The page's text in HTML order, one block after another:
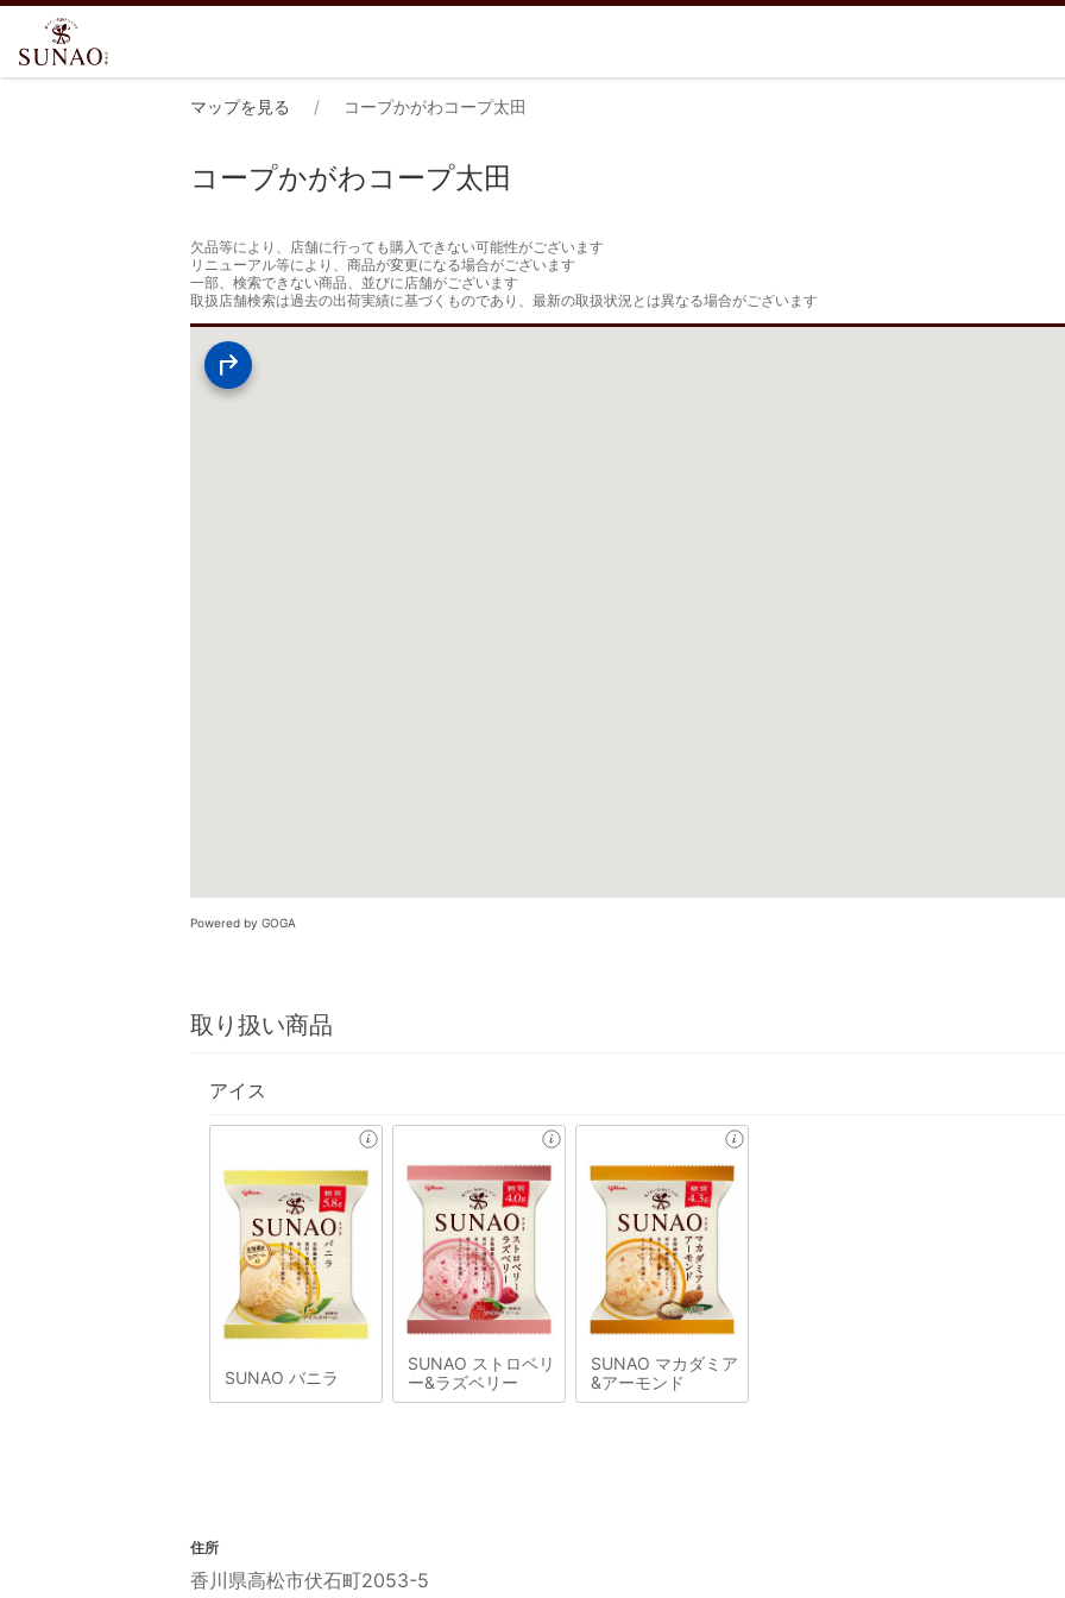
マップを見る コープかがわコープ太田
コープかがわコープ太田
欠品等により、店舗に行っても購入できない可能性がございます
リニューアル等により、商品が変更になる場合がございます
一部、検索できない商品、並びに店舗がございます
取扱店舗検索は過去の出荷実績に基づくものであり、最新の取扱状況とは異なる場合がございます
Powered by GOGA
取り扱い商品
アイス
SUNAO バニラ
SUNAO ストロベリ
ー&ラズベリー
SUNAO マカダミア
&アーモンド
住所
香川県高松市伏石町2053-5